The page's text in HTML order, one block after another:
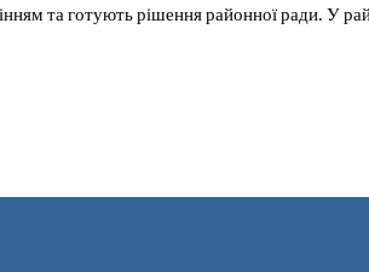
та готують рішення районної ради. У